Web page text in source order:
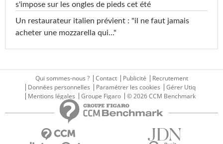
s'impose sur les ongles de pieds cet été
Un restaurateur italien prévient : "il ne faut jamais
acheter une mozzarella qui..."
Qui sommes-nous ? Contact Publicité
Recrutement
Données personnelles
Paramétrer les cookies
Gérer Utiq
Mentions légales
Groupe Figaro © 2026 CCM Benchmark